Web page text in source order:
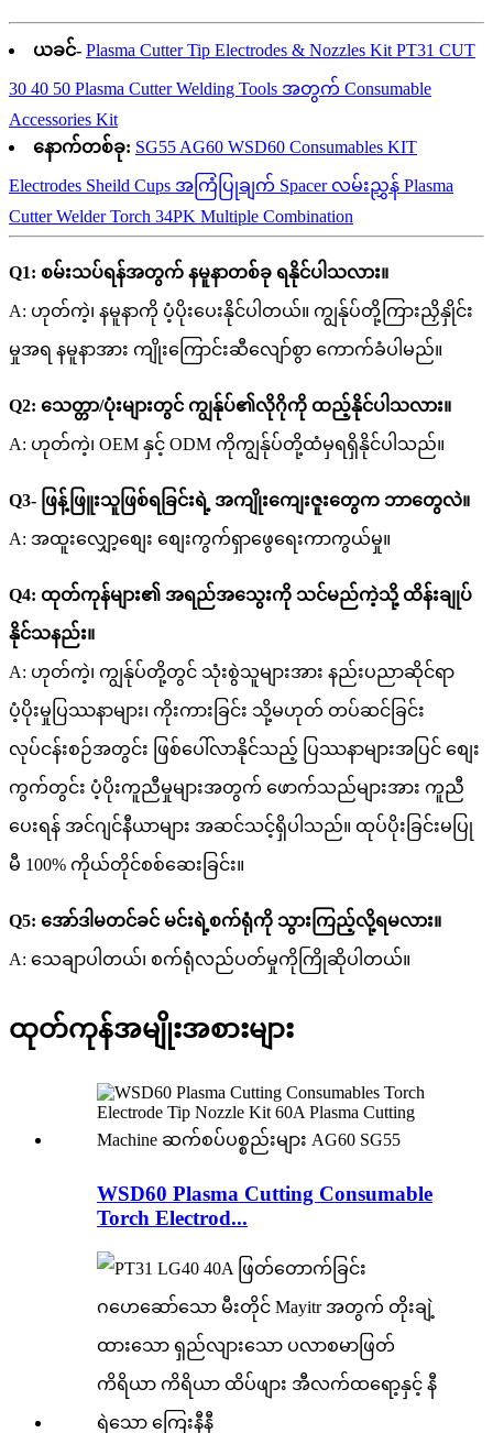
ယခင်- Plasma Cutter Tip Electrodes & Nozzles Kit PT31 CUT
30 40 50 Plasma Cutter Welding Tools အတွက် Consumable
Accessories Kit
နောက်တစ်ခု: SG55 AG60 WSD60 Consumables KIT
Electrodes Sheild Cups အကြံပြုချက် Spacer လမ်းညွှန် Plasma
Cutter Welder Torch 34PK Multiple Combination
Q1: စမ်းသပ်ရန်အတွက် နမူနာတစ်ခု ရနိုင်ပါသလား။
A: ဟုတ်ကဲ့၊ နမူနာကို ပံ့ပိုးပေးနိုင်ပါတယ်။ ကျွန်ုပ်တို့ကြားညှိနှိုင်း
မှုအရ နမူနာအား ကျိုးကြောင်းဆီလျော်စွာ ကောက်ခံပါမည်။
Q2: သေတ္တာ/ပုံးများတွင် ကျွန်ုပ်၏လိုဂိုကို ထည့်နိုင်ပါသလား။
A: ဟုတ်ကဲ့၊ OEM နှင့် ODM ကိုကျွန်ုပ်တို့ထံမှရရှိနိုင်ပါသည်။
Q3- ဖြန့်ဖြူးသူဖြစ်ရခြင်းရဲ့ အကျိုးကျေးဇူးတွေက ဘာတွေလဲ။
A: အထူးလျှော့စျေး စျေးကွက်ရှာဖွေရေးကာကွယ်မှု။
Q4: ထုတ်ကုန်များ၏ အရည်အသွေးကို သင်မည်ကဲ့သို့ ထိန်းချုပ်
နိုင်သနည်း။
A: ဟုတ်ကဲ့၊ ကျွန်ုပ်တို့တွင် သုံးစွဲသူများအား နည်းပညာဆိုင်ရာ
ပံ့ပိုးမှုပြဿနာများ၊ ကိုးကားခြင်း သို့မဟုတ် တပ်ဆင်ခြင်း
လုပ်ငန်းစဉ်အတွင်း ဖြစ်ပေါ်လာနိုင်သည့် ပြဿနာများအပြင် စျေး
ကွက်တွင်း ပံ့ပိုးကူညီမှုများအတွက် ဖောက်သည်များအား ကူညီ
ပေးရန် အင်ဂျင်နီယာများ အဆင်သင့်ရှိပါသည်။ ထုပ်ပိုးခြင်းမပြု
မီ 100% ကိုယ်တိုင်စစ်ဆေးခြင်း။
Q5: အော်ဒါမတင်ခင် မင်းရဲ့စက်ရုံကို သွားကြည့်လို့ရမလား။
A: သေချာပါတယ်၊ စက်ရုံလည်ပတ်မှုကိုကြိုဆိုပါတယ်။
ထုတ်ကုန်အမျိုးအစားများ
WSD60 Plasma Cutting Consumable
Torch Electrod...